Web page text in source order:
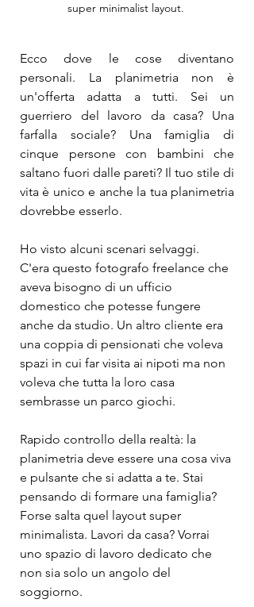
super minimalist layout.
Ecco dove le cose diventano
personali. La planimetria non è
un'offerta adatta a tutti. Sei un
guerriero del lavoro da casa? Una
farfalla sociale? Una famiglia di
cinque persone con bambini che
saltano fuori dalle pareti? Il tuo stile di
vita è unico e anche la tua planimetria
dovrebbe esserlo.
Ho visto alcuni scenari selvaggi.
C'era questo fotografo freelance che
aveva bisogno di un ufficio
domestico che potesse fungere
anche da studio. Un altro cliente era
una coppia di pensionati che voleva
spazi in cui far visita ai nipoti ma non
voleva che tutta la loro casa
sembrasse un parco giochi.
Rapido controllo della realtà: la
planimetria deve essere una cosa viva
e pulsante che si adatta a te. Stai
pensando di formare una famiglia?
Forse salta quel layout super
minimalista. Lavori da casa? Vorrai
uno spazio di lavoro dedicato che
non sia solo un angolo del
soggiorno.